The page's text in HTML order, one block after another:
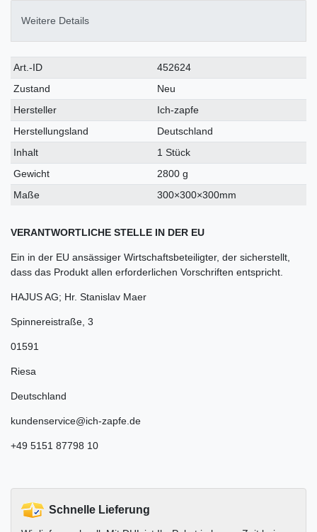
Weitere Details
Technisches
Merkmal
Wert
Art.-ID
452624
Zustand
Neu
Hersteller
Ich-zapfe
Herstellungsland
Deutschland
Inhalt
1 Stück
Gewicht
2800 g
Maße
300×300×300mm
VERANTWORTLICHE STELLE IN DER EU
Ein in der EU ansässiger Wirtschaftsbeteiligter, der sicherstellt,
dass das Produkt allen erforderlichen Vorschriften entspricht.
HAJUS AG; Hr. Stanislav Maer
Spinnereistraße 3
01591
Riesa
Deutschland
kundenservice@ich-zapfe.de
+49 5151 87798 10
Schnelle Lieferung